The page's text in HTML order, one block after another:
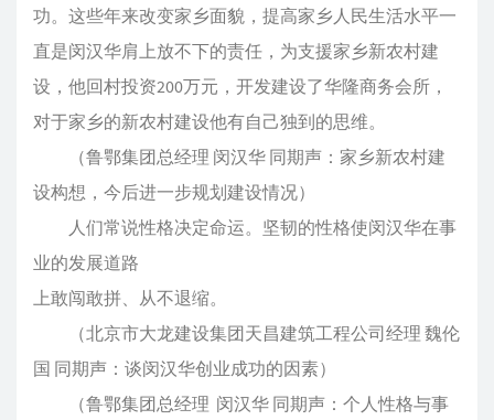
功。这些年来改变家乡面貌，提高家乡人民生活水平一
直是闵汉华肩上放不下的责任，为支援家乡新农村建
设，他回村投资200万元，开发建设了华隆商务会所，
对于家乡的新农村建设他有自己独到的思维。
（鲁鄂集团总经理 闵汉华 同期声：家乡新农村建
设构想，今后进一步规划建设情况）
人们常说性格决定命运。坚韧的性格使闵汉华在事
业的发展道路
上敢闯敢拼、从不退缩。
（北京市大龙建设集团天昌建筑工程公司经理 魏伦
国 同期声：谈闵汉华创业成功的因素）
（鲁鄂集团总经理 闵汉华 同期声：个人性格与事